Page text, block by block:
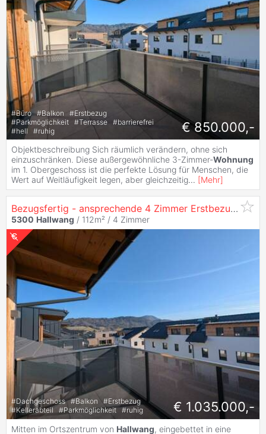
#Büro #Balkon #Erstbezug
#Parkmöglichkeit #Terrasse #barrierefrei
#hell #ruhig € 850.000,-
Objektbeschreibung Sich räumlich verändern, ohne sich
einzuschränken. Diese außergewöhnliche 3-Zimmer-Wohnung
im 1. Obergeschoss ist die perfekte Lösung für Menschen, die
Wert auf Weitläufigkeit legen, aber gleichzeitig... [Mehr]
Bezugsfertig - ansprechende 4 Zimmer Erstbezugs-Dachgeschoss-
5300 Hallwang / 112m² / 4 Zimmer
#Dachgeschoss #Balkon #Erstbezug
#Kellerabteil #Parkmöglichkeit #ruhig € 1.035.000,-
Mitten im Ortszentrum von Hallwang, eingebettet in eine